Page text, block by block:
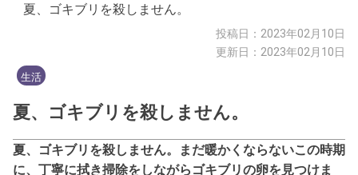
夏、ゴキブリを殺しません。
投稿日：2023年02月10日
更新日：2023年02月10日
生活
夏、ゴキブリを殺しません。
夏、ゴキブリを殺しません。まだ暖かくならないこの時期
に、丁寧に拭き掃除をしながらゴキブリの卵を見つけま